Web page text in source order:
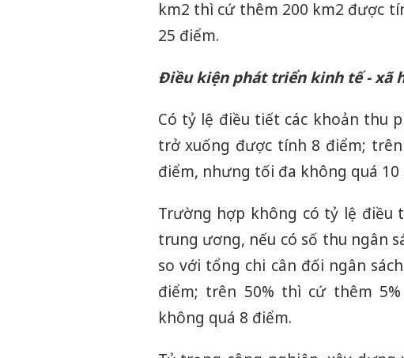
km2 thì cứ thêm 200 km2 được
25 điểm.
Điều kiện phát triển kinh tế - xã
Có tỷ lệ điều tiết các khoản thu
trở xuống được tính 8 điểm;
điểm, nhưng tối đa không quá 10
Trường hợp không có tỷ lệ điều
trung ương, nếu có số thu ngân
so với tổng chi cân đối ngân
điểm; trên 50% thì cứ thêm
không quá 8 điểm.